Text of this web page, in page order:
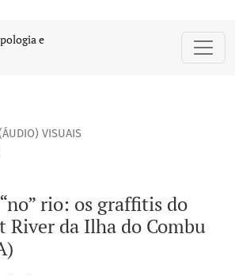
e
VISUAIS
rio: os graffitis do
River da Ilha do Combu